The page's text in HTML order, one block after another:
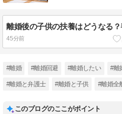
45分前
#離婚 #離婚回避 #離婚したい #離
#離婚と弁護士 #離婚と子供 #離婚全
このブログのここがポイント